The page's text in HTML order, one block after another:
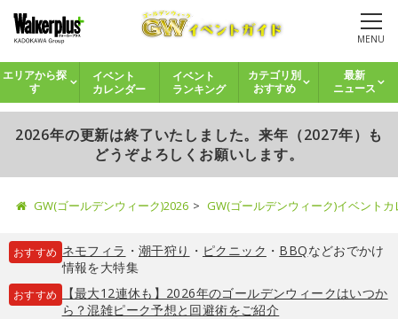
MENU
エリアから探
す
イベント
カレンダー
イベント
ランキング
カテゴリ別
おすすめ
最新
ニュース
2026年の更新は終了いたしました。来年（2027年）も
どうぞよろしくお願いします。
GW(ゴールデンウィーク)2026 GW(ゴールデンウィーク)イベント
おすすめ ネモフィラ ・ 潮干狩り ・ ピクニック ・ BBQなどおでかけ
情報を大特集
おすすめ
【最大12連休も】2026年のゴールデンウィークはいつか
ら？混雑ピーク予想と回避術をご紹介